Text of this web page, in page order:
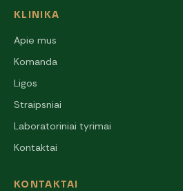
KLINIKA
Apie mus
Komanda
Ligos
Straipsniai
Laboratoriniai tyrimai
Kontaktai
KONTAKTAI